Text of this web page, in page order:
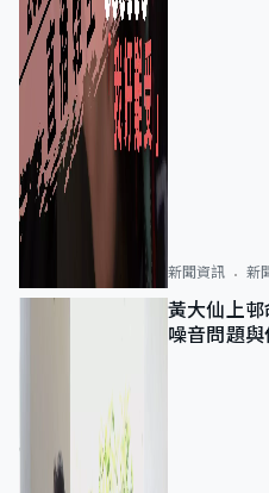
新聞資訊 新
黃大仙上
噪音問題